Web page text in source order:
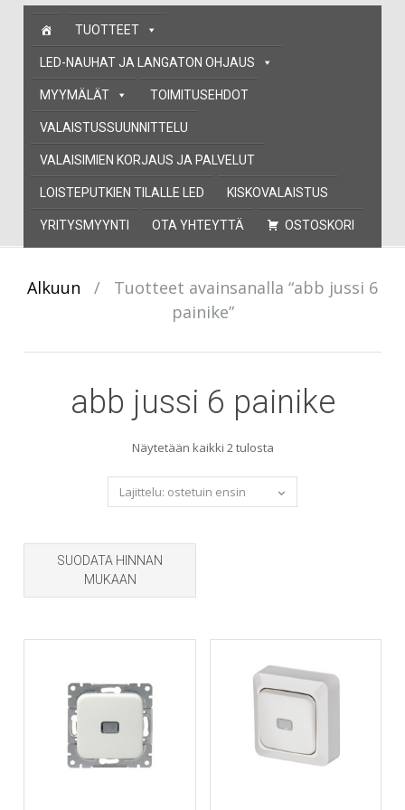
Skip
content
TUOTTEET
LED-NAUHAT JA LANGATON OHJAUS
MYYMÄLÄT TOIMITUSEHDOT
VALAISTUSSUUNNITTELU
VALAISIMIEN KORJAUS JA PALVELUT
LOISTEPUTKIEN TILALLE LED KISKOVALAISTUS
YRITYSMYYNTI OTA YHTEYTTÄ OSTOSKORI
Alkuun /
Tuotteet avainsanalla “abb jussi 6
painike”
abb jussi 6 painike
Näytetään kaikki 2 tulostaSorted
by
popularity
SUODATA HINNAN
MUKAAN